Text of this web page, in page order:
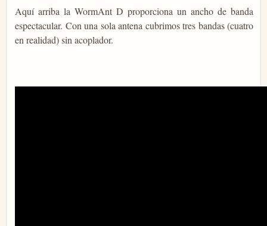
Aquí arriba la WormAnt D proporciona un ancho de banda
espectacular. Con una sola antena cubrimos tres bandas (cuatro
en realidad) sin acoplador.